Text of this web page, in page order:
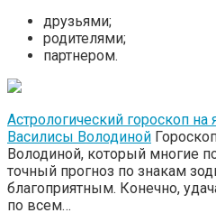
друзьями;
родителями;
партнером.
Астрологический гороскоп на
Василисы Володиной
Володиной, который многие
точный прогноз по знакам
благоприятным. Конечно,
по всем…